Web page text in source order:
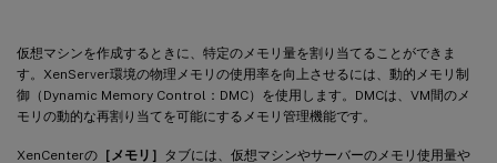
仮想マシンを作成するときに、特定のメモリ量を割り当てることができま
す。XenServer環境の物理メモリの使用率を向上させるには、動的メモリ制
御（Dynamic Memory Control：DMC）を使用します。DMCは、VM間のメ
モリの動的な再割り当てを可能にするメモリ管理機能です。
XenCenterの ［メモリ］ タブには、仮想マシンやサーバーのメモリ使用量や